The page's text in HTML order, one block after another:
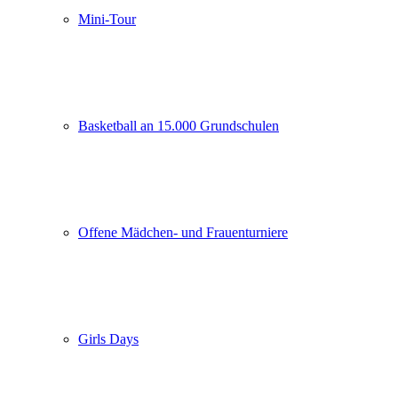
Mini-Tour
Basketball an 15.000 Grundschulen
Offene Mädchen- und Frauenturniere
Girls Days